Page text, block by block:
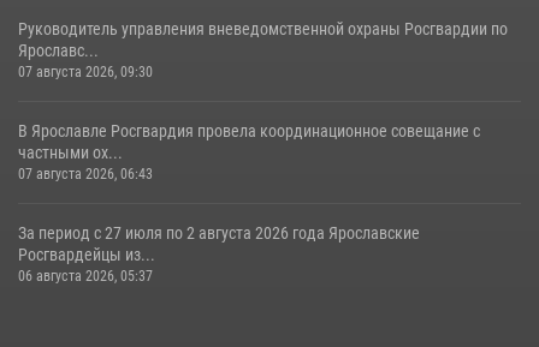
Руководитель управления вневедомственной охраны Росгвардии по
Ярославс...
07 августа 2026, 09:30
В Ярославле Росгвардия провела координационное совещание с
частными ох...
07 августа 2026, 06:43
За период с 27 июля по 2 августа 2026 года Ярославские
Росгвардейцы из...
06 августа 2026, 05:37